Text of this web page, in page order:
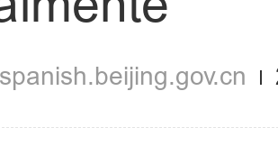
spanish.beijing.gov.cn